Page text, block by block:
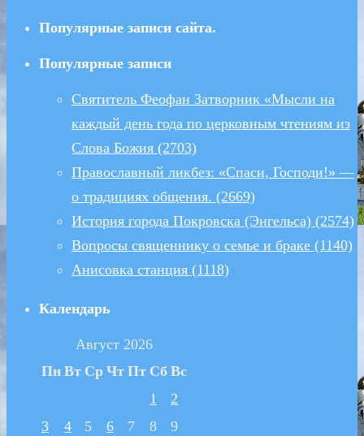
Популярные записи сайта.
Популярные записи
Святитель Феофан Затворник «Мысли на
каждый день года по церковным чтениям из
Слова Божия (2703)
Православный ликбез: «Спаси, Господи!» —
о традициях общения. (2669)
История города Покровска (Энгельса) (2574)
Вопросы священнику о семье и браке (1140)
Анисовка станция (1118)
Календарь
Август 2026
Пн Вт Ср Чт Пт Сб Вс
1
2
3
4 5 6 7 8
9